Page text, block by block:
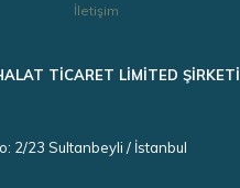
İletişim
TİCARET LİMİTED ŞİRKETİ
2/23 Sultanbeyli / İstanbul